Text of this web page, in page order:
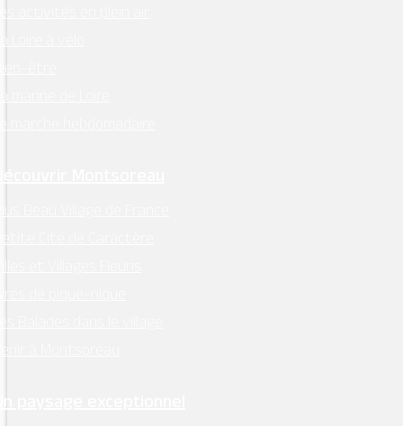
activités en plein air
Loire à vélo
être
marine de Loire
marché hebdomadaire
Montsoreau
Beau Village de France
Cité de Caractère
et Villages Fleuris
de pique-nique
Balades dans le village
à Montsoreau
paysage exceptionnel